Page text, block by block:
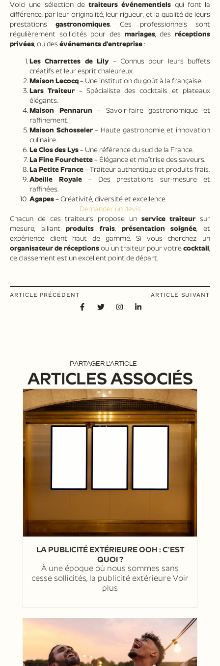
Voici une sélection de traiteurs événementiels qui font la
différence, par leur originalité, leur rigueur, et la qualité de leurs
prestationsgastronomiques . Ces professionnels sont
régulièrement sollicités pour des mariages, desréceptions
privées, ou des événements d’entreprise:
Les Charrettes de Lily– Connus pour leurs buffets
créatifs et leur esprit chaleureux.
Maison Lecocq– Une institution du goût à la française.
Lars Traiteur – Spécialiste des cocktails et plateaux
élégants.
Maison Pennarun – Savoir-faire gastronomique et
raffinement.
Maison Schosseler– Haute gastronomie et innovation
culinaire.
Le Clos des Lys– Une référence du sud de la France.
La Fine Fourchette– Élégance et maîtrise des saveurs.
La Petite France– Traiteur authentique et produits frais.
Abeille Royale– Des prestations sur-mesure et
raffinées.
Agapes– Créativité, diversité et excellence.
Demander un devis
Chacun de ces traiteurs propose un service traiteur sur
mesure, alliantproduits frais, présentation soignée, et
expérience client haut de gamme. Si vous cherchez un
organisateur de réceptionsou un traiteur pour votrecocktail,
ce classement est un excellent point de départ.
ARTICLE PRÉCÉDENT ARTICLE SUIVANT
PARTAGER L'ARTICLE
ARTICLES ASSOCIÉS
LA PUBLICITÉ EXTÉRIEURE OOH : C’EST
QUOI ?
À une époque où nous sommes sans
cesse sollicités, la publicité extérieure Voir
plus